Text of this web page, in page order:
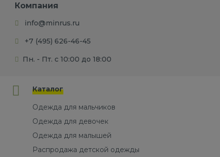
Компания
info@minrus.ru
+7 (495) 626-46-45
Пн. - Пт. с 10:00 до 18:00
Каталог
Одежда для мальчиков
Одежда для девочек
Одежда для малышей
Распродажа детской одежды